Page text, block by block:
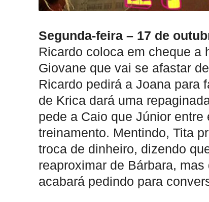
Segunda-feira – 17 de
Ricardo coloca em cheque a
Giovane que vai se afastar
Ricardo pedirá a Joana para
de Krica dará uma
pede a Caio que Júnior
treinamento. Mentindo, Tita
troca de dinheiro, dizendo
reaproximar de Bárbara,
acabará pedindo para